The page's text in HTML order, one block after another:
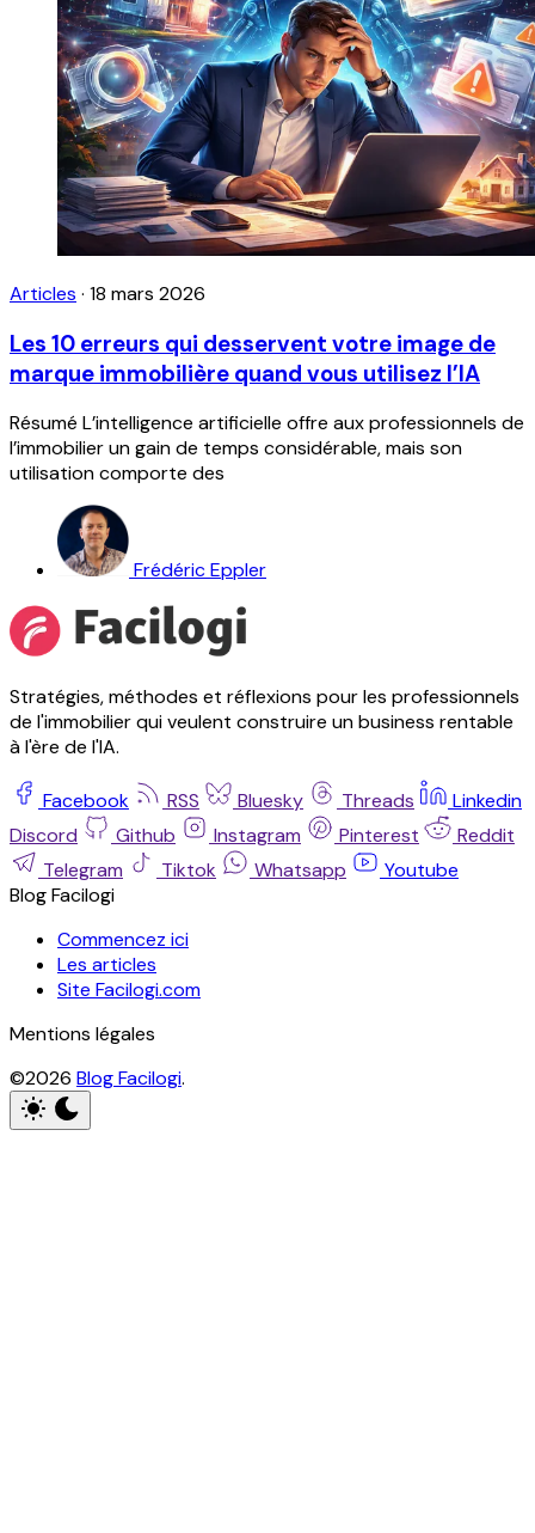
Articles · 18 mars 2026
Les 10 erreurs qui desservent votre image de
marque immobilière quand vous utilisez l’IA
Résumé L’intelligence artificielle offre aux professionnels de
l’immobilier un gain de temps considérable, mais son
utilisation comporte des
Frédéric Eppler
Stratégies, méthodes et réflexions pour les professionnels
de l'immobilier qui veulent construire un business rentable
à l'ère de l'IA.
Facebook RSS Bluesky Threads
Linkedin
Discord
Github Instagram Pinterest
Reddit
Telegram
Tiktok Whatsapp
Youtube
Blog Facilogi
Commencez ici
Les articles
Site Facilogi.com
Mentions légales
©2026 Blog Facilogi.